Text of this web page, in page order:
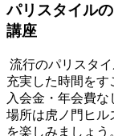
パリスタイル
講座
流行のパリスタ
充実した時間をす
入会金・年会費な
場所は虎ノ門ヒル
を楽しみましょう